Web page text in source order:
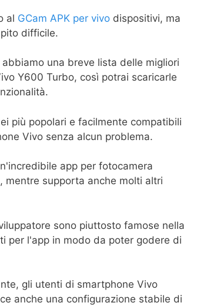
al GCam APK per vivo dispositivi, ma
difficile.
una breve lista delle migliori
Y600 Turbo, così potrai scaricarle
più popolari e facilmente compatibili
Vivo senza alcun problema.
app per fotocamera
mentre supporta anche molti altri
sono piuttosto famose nella
per l'app in modo da poter godere di
gli utenti di smartphone Vivo
anche una configurazione stabile di